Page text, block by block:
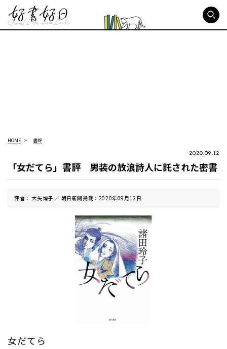
HOME 書評
2020.09.12
「女だてら」書評 男装の放浪詩人に託された密書
評者： 大矢博子 ／ 朝⽇新聞掲載：2020年09月12日
女だてら